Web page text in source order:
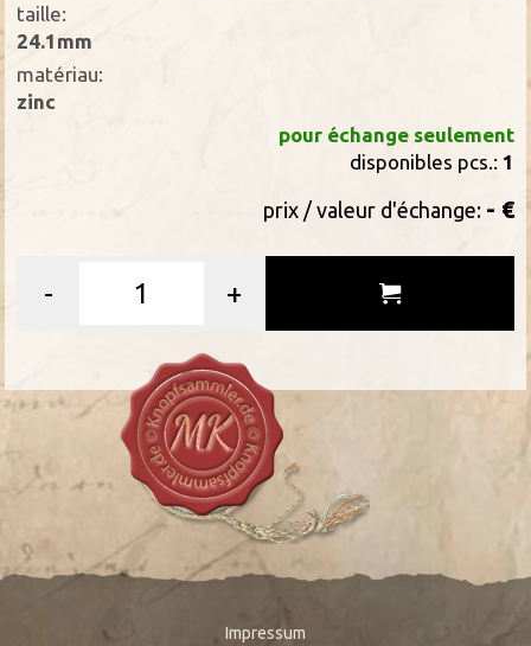
taille:
24.1mm
matériau:
zinc
pour échange seulement
disponibles pcs.: 1
prix / valeur d'échange: - €
- +
Impressum